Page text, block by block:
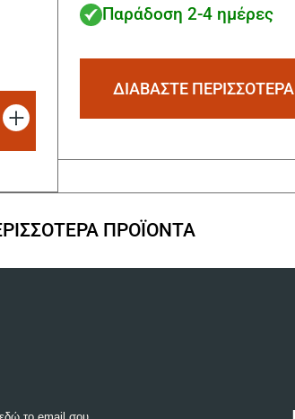
Παράδοση 2-4 ημέρες
ΔΙΑΒΆΣΤΕ ΠΕΡΙΣΣΌΤΕΡΑ
ΠΡΟΪΟΝΤΑ